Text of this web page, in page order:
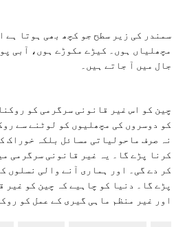
سمندر کی زیر سطح جو کچھ بھی ہوتا ہے
مچھلیاں ہوں۔ کیڑے مکوڑے ہوں، آبی
جال میں آ جاتے ہیں۔
چین کو اس غیر قانونی سرگرمی کو
کو دوسروں کی مچھلیوں کو لوٹنے سے
نہ صرف ماحولیاتی مسائل بلکہ خوراک
کرنا پڑے گا۔ یہ غیر قانونی سرگرمی
کر دے گی۔ اور ہماری آنے والی نسلوں
پڑے گا۔ دنیا کو چاہیے کہ چین کو غیر
اور غیر منظم ماہی گیری کے عمل کو